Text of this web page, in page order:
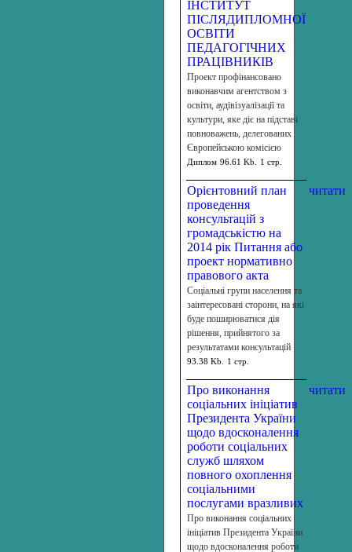
ІНСТИТУТ
ПІСЛЯДИПЛОМНОЇ
ОСВІТИ
ПЕДАГОГІЧНИХ
ПРАЦІВНИКІВ
Проект профінансовано
виконавчим агентством з
освіти, аудівізуалізації та
культури, яке діє на підставі
повноважень, делегованих
Європейською комісією
Диплом 96.61 Kb. 1 стр.
Орієнтовний план
проведення
консультацій з
громадськістю на
2014 рік Питання або
проект нормативно
правового акта
Соціальні групи населення та
заінтересовані сторони, на які
буде поширюватися дія
рішення, прийнятого за
результатами консультацій
93.38 Kb. 1 стр.
читати
Про виконання
соціальних ініціатив
Президента України
щодо вдосконалення
роботи соціальних
служб шляхом
повного охоплення
соціальними
послугами вразливих
Про виконання соціальних
ініціатив Президента України
щодо вдосконалення роботи
читати